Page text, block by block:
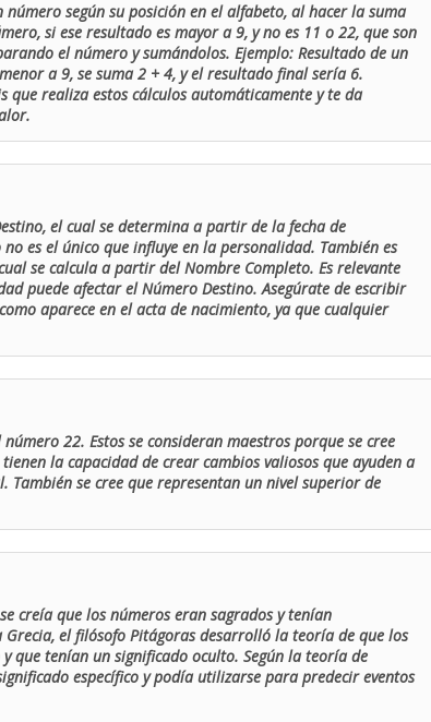
según su posición en el alfabeto, al hacer la suma
si ese resultado es mayor a 9, y no es 11 o 22, que son
el número y sumándolos. Ejemplo: Resultado de un
a 9, se suma 2 + 4, y el resultado final sería 6.
realiza estos cálculos automáticamente y te da
el cual se determina a partir de la fecha de
es el único que influye en la personalidad. También es
se calcula a partir del Nombre Completo. Es relevante
puede afectar el Número Destino. Asegúrate de escribir
aparece en el acta de nacimiento, ya que cualquier
22. Estos se consideran maestros porque se cree
la capacidad de crear cambios valiosos que ayuden a
se cree que representan un nivel superior de
creía que los números eran sagrados y tenían
el filósofo Pitágoras desarrolló la teoría de que los
que tenían un significado oculto. Según la teoría de
específico y podía utilizarse para predecir eventos